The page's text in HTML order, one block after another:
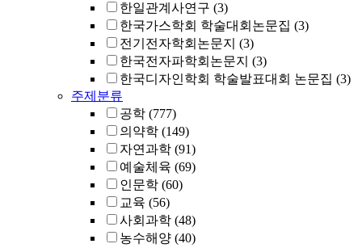
한일관계사연구 (3)
한국가스학회 학술대회논문집 (3)
전기전자학회논문지 (3)
한국전자파학회논문지 (3)
한국디자인학회 학술발표대회 논문집 (3)
주제분류
공학 (777)
의약학 (149)
자연과학 (91)
예술체육 (69)
인문학 (60)
교육 (56)
사회과학 (48)
농수해양 (40)